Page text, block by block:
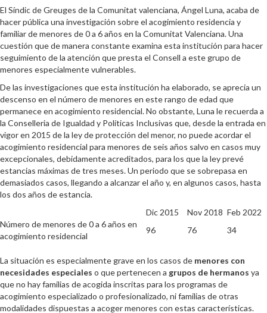
El Síndic de Greuges de la Comunitat valenciana, Ángel Luna, acaba de
hacer pública una investigación sobre el acogimiento residencia y
familiar de menores de 0 a 6 años en la Comunitat Valenciana. Una
cuestión que de manera constante examina esta institución para hacer
seguimiento de la atención que presta el Consell a este grupo de
menores especialmente vulnerables.
De las investigaciones que esta institución ha elaborado, se aprecia un
descenso en el número de menores en este rango de edad que
permanece en acogimiento residencial. No obstante, Luna le recuerda a
la Conselleria de Igualdad y Políticas Inclusivas que, desde la entrada en
vigor en 2015 de la ley de protección del menor, no puede acordar el
acogimiento residencial para menores de seis años salvo en casos muy
excepcionales, debidamente acreditados, para los que la ley prevé
estancias máximas de tres meses. Un periodo que se sobrepasa en
demasiados casos, llegando a alcanzar el año y, en algunos casos, hasta
los dos años de estancia.
Dic 2015
Nov 2018 Feb 2022
Número de menores de 0 a 6 años en
acogimiento residencial
96 76 34
La situación es especialmente grave en los casos de menores con
necesidades especiales o que pertenecen a grupos de hermanos ya
que no hay familias de acogida inscritas para los programas de
acogimiento especializado o profesionalizado, ni familias de otras
modalidades dispuestas a acoger menores con estas características.